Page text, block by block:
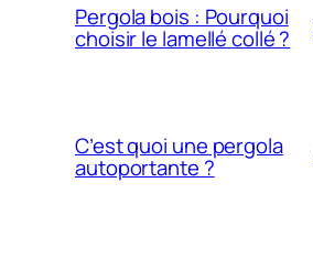
Pergola bois : Pourquoi
choisir le lamellé collé ?
C’est quoi une pergola
autoportante ?